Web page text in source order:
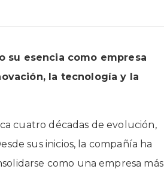
su esencia como empresa
la tecnología y la
cuatro décadas de evolución,
sus inicios, la compañía ha
como una empresa más